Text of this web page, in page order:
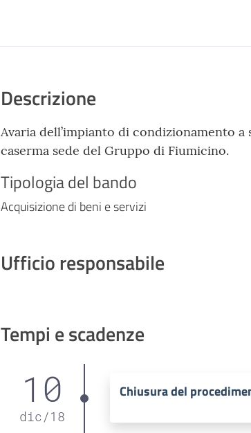
Descrizione
Avaria dell’impianto di condizionamento a
caserma sede del Gruppo di Fiumicino.
Tipologia del bando
Acquisizione di beni e servizi
Ufficio responsabile
Tempi e scadenze
10
dic/18
Chiusura del